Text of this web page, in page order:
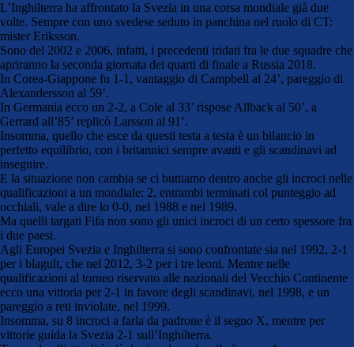
L’Inghilterra ha affrontato la Svezia in una corsa mondiale già due
volte. Sempre con uno svedese seduto in panchina nel ruolo di CT:
mister Eriksson.
Sono del 2002 e 2006, infatti, i precedenti iridati fra le due squadre che
apriranno la seconda giornata dei quarti di finale a Russia 2018.
In Corea-Giappone fu 1-1, vantaggio di Campbell al 24’, pareggio di
Alexandersson al 59’.
In Germania ecco un 2-2, a Cole al 33’ rispose Allback al 50’, a
Gerrard all’85’ replicò Larsson al 91’.
Insomma, quello che esce da questi testa a testa è un bilancio in
perfetto equilibrio, con i britannici sempre avanti e gli scandinavi ad
inseguire.
E la situazione non cambia se ci buttiamo dentro anche gli incroci nelle
qualificazioni a un mondiale: 2, entrambi terminati col punteggio ad
occhiali, vale a dire lo 0-0, nel 1988 e nel 1989.
Ma quelli targati Fifa non sono gli unici incroci di un certo spessore fra
i due paesi.
Agli Europei Svezia e Inghilterra si sono confrontate sia nel 1992, 2-1
per i blagult, che nel 2012, 3-2 per i tre leoni. Mentre nelle
qualificazioni al torneo riservato alle nazionali del Vecchio Continente
ecco una vittoria per 2-1 in favore degli scandinavi, nel 1998, e un
pareggio a reti inviolate, nel 1999.
Insomma, su 8 incroci a farla da padrone è il segno X, mentre per
vittorie guida la Svezia 2-1 sull’Inghilterra.